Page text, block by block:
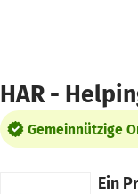
HAR -
Gemeinnützige
Ein